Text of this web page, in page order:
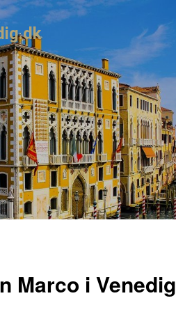
Marco i Venedig